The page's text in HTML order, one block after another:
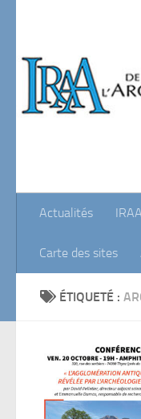
Actualités IRAA
Carte des sites
ÉTIQUETÉ :